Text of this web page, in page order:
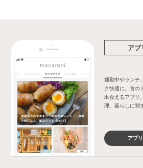
アプ
通勤中やランチ
ク快適に。食の
出会えるアプリ
理、暮らしに関
アプ